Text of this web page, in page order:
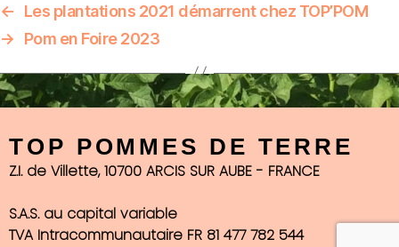
←
Les plantations 2021 démarrent chez TOP’POM
→
Pom en Foire 2023
TOP POMMES DE TERRE
Z.I. de Villette, 10700 ARCIS SUR AUBE - FRANCE
S.A.S. au capital variable
TVA Intracommunautaire FR 81 477 782 544